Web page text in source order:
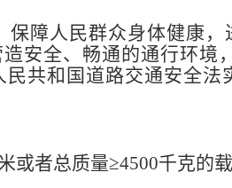
障人民群众身体健康，
安全、畅通的通行环
共和国道路交通安全
或者总质量≥4500千克的